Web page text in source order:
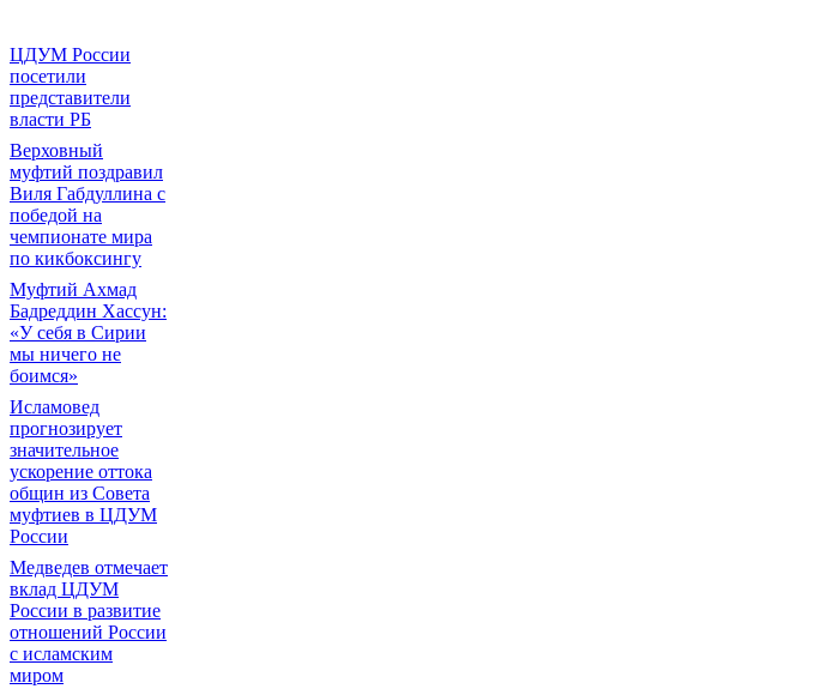
ЦДУМ России
посетили
представители
власти РБ
Верховный
муфтий поздравил
Виля Габдуллина с
победой на
чемпионате мира
по кикбоксингу
Муфтий Ахмад
Бадреддин Хассун:
«У себя в Сирии
мы ничего не
боимся»
Исламовед
прогнозирует
значительное
ускорение оттока
общин из Совета
муфтиев в ЦДУМ
России
Медведев отмечает
вклад ЦДУМ
России в развитие
отношений России
с исламским
миром